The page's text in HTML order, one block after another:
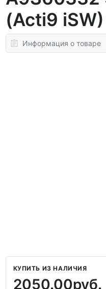
(Acti9 iSW)
Информация о товаре
КУПИТЬ ИЗ НАЛИЧИЯ
2050.00руб.